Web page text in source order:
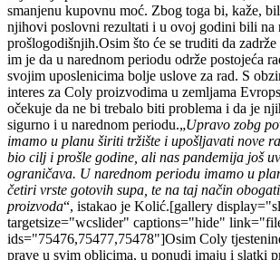
smanjenu kupovnu moć. Zbog toga bi, kaže,
njihovi poslovni rezultati i u ovoj godini bili na
prošlogodišnjih.Osim što će se truditi da
im je da u narednom periodu održe postojeća
svojim uposlenicima bolje uslove za rad. S
interes za Coly proizvodima u zemljama
očekuje da ne bi trebalo biti problema i da je
sigurno i u narednom periodu.„Upravo zobg
imamo u planu širiti tržište i upošljavati nove
bio cilj i prošle godine, ali nas pandemija još
ograničava. U narednom periodu imamo u
četiri vrste gotovih supa, te na taj način
proizvoda“, istakao je Kolić.[gallery
targetsize="wcslider" captions="hide"
ids="75476,75477,75478"]Osim Coly
prave u svim oblicima, u ponudi imaju i slatki